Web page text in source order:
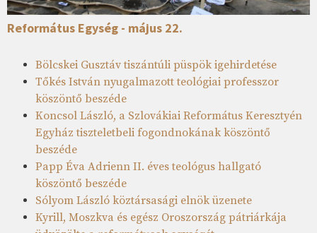
Református Egység - május 22.
Bölcskei Gusztáv tiszántúli püspök igehirdetése
Tőkés István nyugalmazott teológiai professzor
köszöntő beszéde
Koncsol László, a Szlovákiai Református Keresztyén
Egyház tiszteletbeli fogondnokának köszöntő
beszéde
Papp Éva Adrienn II. éves teológus hallgató
köszöntő beszéde
Sólyom László köztársasági elnök üzenete
Kyrill, Moszkva és egész Oroszország pátriárkája